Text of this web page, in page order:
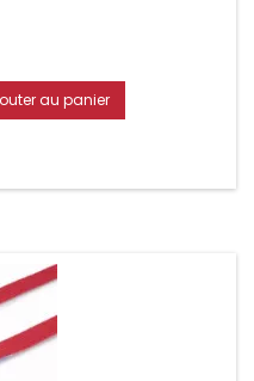
en moins d’une
au panier